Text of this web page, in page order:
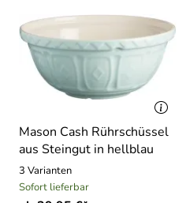
Mason Cash Rührschüssel
aus Steingut in hellblau
3 Varianten
Sofort lieferbar